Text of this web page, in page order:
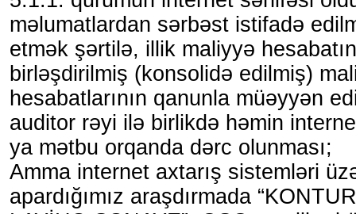
məlumatlardan sərbəst istifadə
etmək şərtilə, illik maliyyə
birləşdirilmiş (konsolidə edilmiş)
hesabatlarının qanunla müəyyən
auditor rəyi ilə birlikdə həmin
ya mətbu orqanda dərc olunması;
Amma internet axtarış sistemləri
apardığımız araşdırmada